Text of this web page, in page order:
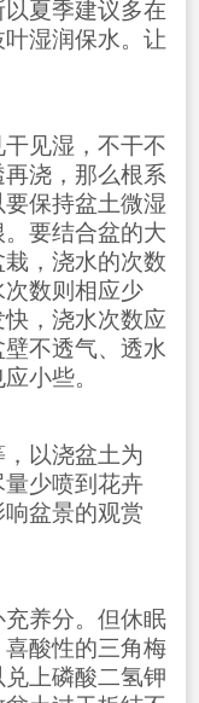
夏季建议多在
湿润保水。让
见湿，不干不
浇，那么根系
保持盆土微湿
要结合盆的大
，浇水的次数
数则相应少
，浇水次数应
不透气、透水
小些。
以浇盆土为
少喷到花卉
盆景的观赏
养分。但休眠
酸性的三角梅
上磷酸二氢钾